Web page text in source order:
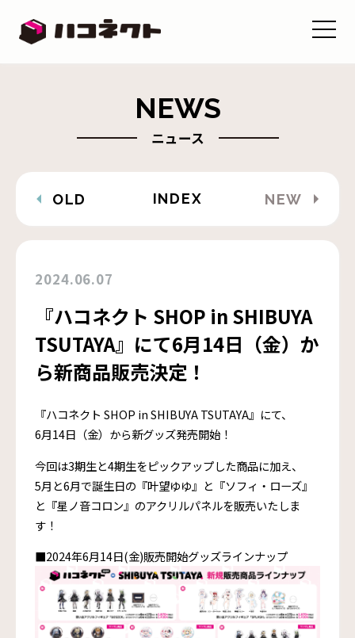
NEWS
ニュース
OLD INDEX NEW
2024.06.07
『ハコネクト SHOP in SHIBUYA
TSUTAYA』にて6月14日（金）か
ら新商品販売決定！
『ハコネクト SHOP in SHIBUYA TSUTAYA』にて、
6月14日（金）から新グッズ発売開始！
今回は3期生と4期生をピックアップした商品に加え、
5月と6月で誕生日の『叶望ゆゆ』と『ソフィ・ローズ』
と『星ノ音コロン』のアクリルパネルを販売いたしま
す！
■2024年6月14日(金)販売開始グッズラインナップ